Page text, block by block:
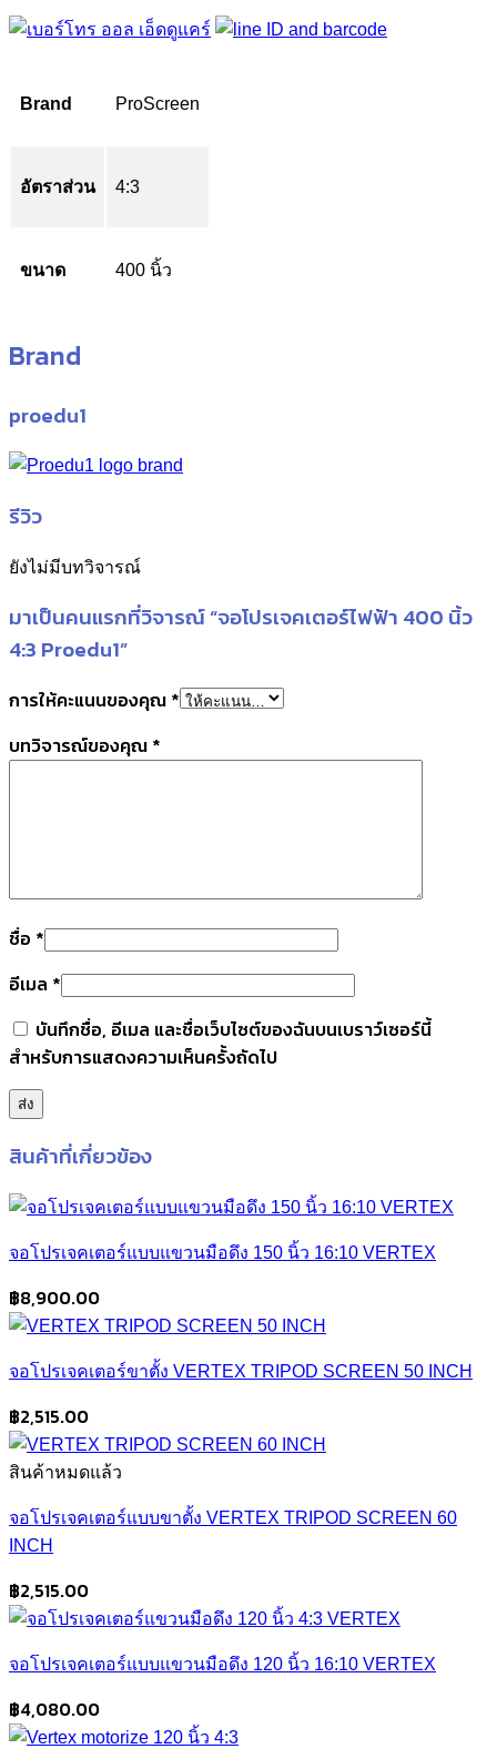
Brand ProScreen
อัตราส่วน 4:3
ขนาด 400 นิ้ว
Brand
proedu1
รีวิว
ยังไม่มีบทวิจารณ์
มาเป็นคนแรกที่วิจารณ์ “จอโปรเจคเตอร์ไฟฟ้า 400 นิ้ว
4:3 Proedu1”
การให้คะแนนของคุณ *
บทวิจารณ์ของคุณ *
ชื่อ *
อีเมล *
บันทึกชื่อ, อีเมล และชื่อเว็บไซต์ของฉันบนเบราว์เซอร์นี้
สำหรับการแสดงความเห็นครั้งถัดไป
สินค้าที่เกี่ยวข้อง
จอโปรเจคเตอร์แบบแขวนมือดึง 150 นิ้ว 16:10 VERTEX
฿8,900.00
จอโปรเจคเตอร์ขาตั้ง VERTEX TRIPOD SCREEN 50 INCH
฿2,515.00
สินค้าหมดแล้ว
จอโปรเจคเตอร์แบบขาตั้ง VERTEX TRIPOD SCREEN 60
INCH
฿2,515.00
จอโปรเจคเตอร์แบบแขวนมือดึง 120 นิ้ว 16:10 VERTEX
฿4,080.00